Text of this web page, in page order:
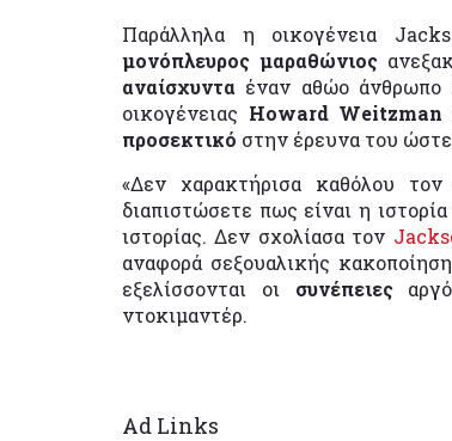
Παράλληλα η οικογένεια
μονόπλευρος μαραθώνιος
αναίσχυντα έναν αθώο άνθρωπο
οικογένειας Howard Weitzman
προσεκτικό στην έρευνα του
«Δεν χαρακτήρισα καθόλου
διαπιστώσετε πως είναι η ιστορία
ιστορίας. Δεν σχολίασα τον
αναφορά σεξουαλικής
εξελίσσονται οι συνέπειες
ντοκιμαντέρ.
Ad Links